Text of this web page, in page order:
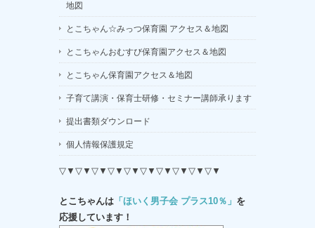
地図
とこちゃん☆みっつ保育園 アクセス＆地図
とこちゃんおむすび保育園アクセス＆地図
とこちゃん保育園アクセス＆地図
子育て講演・保育士研修・セミナー講師承ります
提出書類ダウンロード
個人情報保護規定
▽▼▽▼▽▼▽▼▽▼▽▼▽▼▽▼▽▼▽▼
とこちゃんは 「ほいく男子会 プラス10％」 を
応援しています！